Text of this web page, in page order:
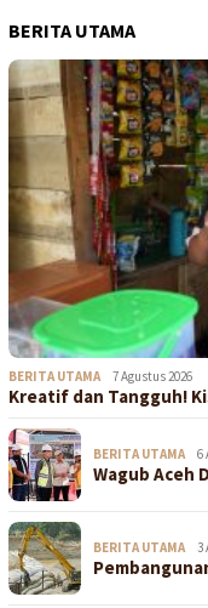
BERITA UTAMA
BERITA UTAMA 7 Agustus 2026
Kreatif dan Tangguh!
BERITA UTAMA 6
Wagub Aceh
BERITA UTAMA 3